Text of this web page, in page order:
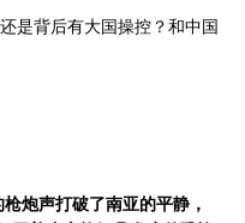
是背后有大国操控？和中国
炮声打破了南亚的平静，